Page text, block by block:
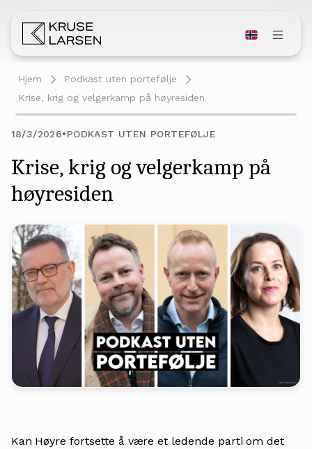
Hjem
Podkast uten portefølje
Krise, krig og velgerkamp på høyresiden
18/3/2026•PODKAST UTEN PORTEFØLJE
Krise, krig og velgerkamp på
høyresiden
Kan Høyre fortsette å være et ledende parti om det